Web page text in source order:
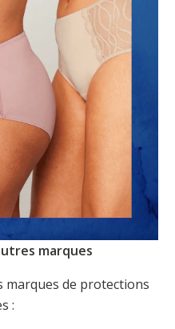
marques
marques de protections
: